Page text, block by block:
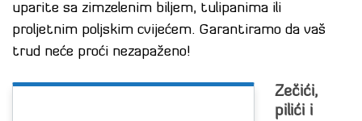
uparite sa zimzelenim biljem, tulipanima ili
proljetnim poljskim cvijećem. Garantiramo da vaš
trud neće proći nezapaženo!
Zečići,
pilići i